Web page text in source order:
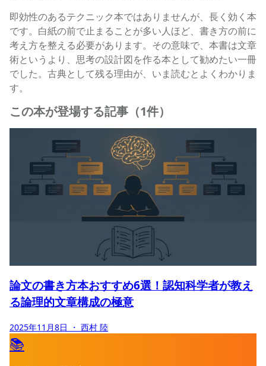
即効性のあるテクニック本ではありませんが、長く効く本
です。白紙の前で止まることが多い人ほど、書き方の前に
考え方を整える必要があります。その意味で、本書は文章
術というより、思考の設計図を作る本として勧めたい一冊
でした。古典として残る理由が、いま読むとよくわかりま
す。
この本が登場する記事（1件）
論文の書き方本おすすめ6選！認知科学者が教え
る論理的文章構成の極意
2025年11月8日 ・ 西村 陸
📚